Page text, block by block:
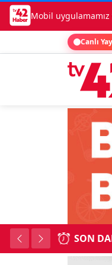
Mobil
Canlı
SON